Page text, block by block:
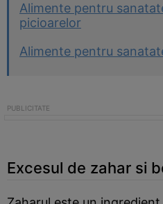
Alimente pentru
picioarelor
Alimente pentru
Excesul de zahar si